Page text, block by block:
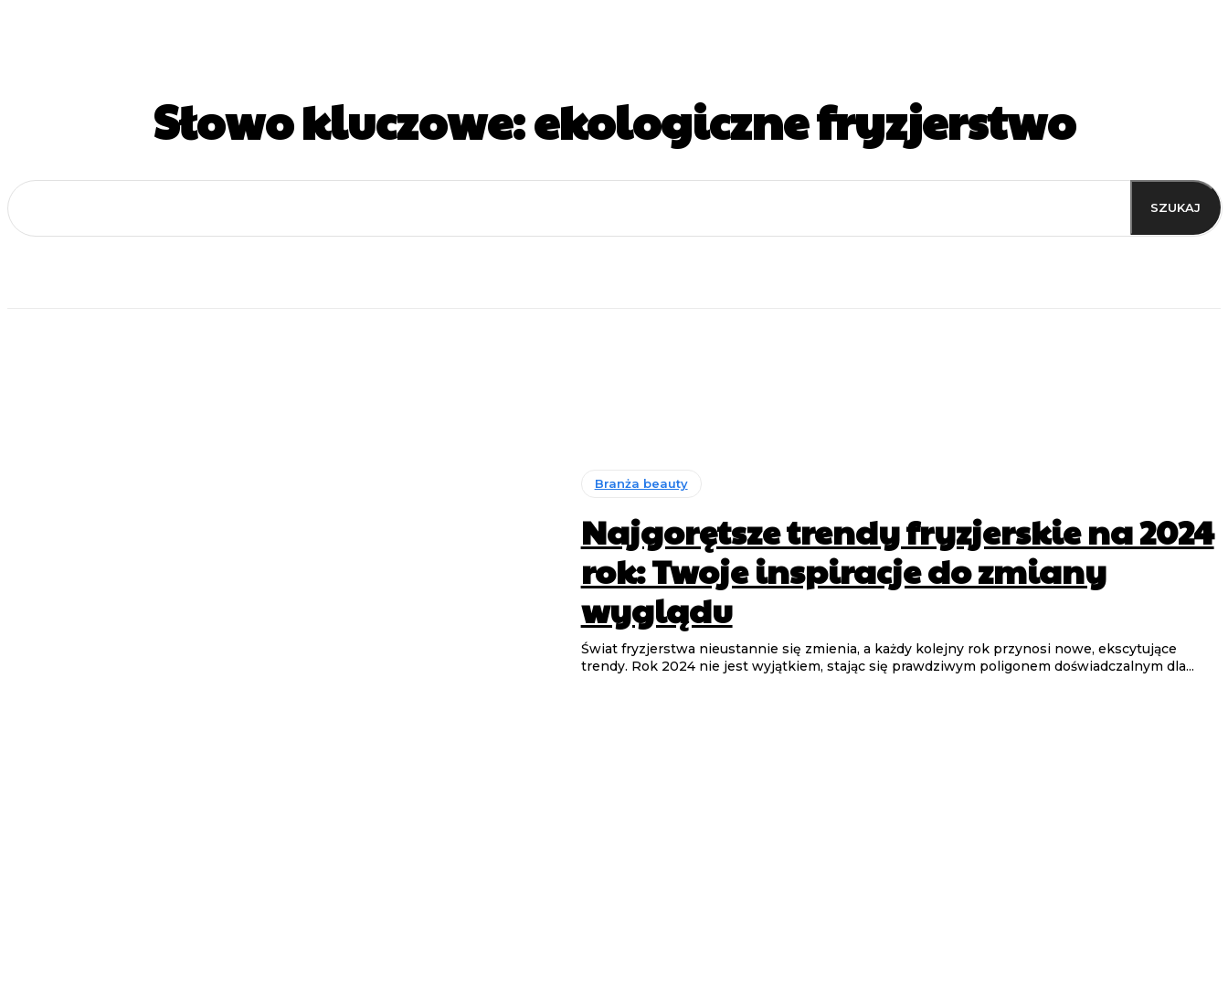
Słowo kluczowe:ekologiczne fryzjerstwo
SZUKAJ
Branża beauty
Najgorętsze trendy fryzjerskie na 2024
rok: Twoje inspiracje do zmiany
wyglądu
Świat fryzjerstwa nieustannie się zmienia, a każdy kolejny rok przynosi nowe, ekscytujące
trendy. Rok 2024 nie jest wyjątkiem, stając się prawdziwym poligonem doświadczalnym dla...